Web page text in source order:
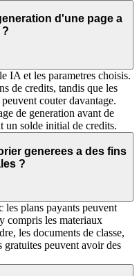
d'une page a
IA et les parametres choisis.
de credits, tandis que les
couter davantage.
de generation avant de
un solde initial de credits.
generees a des fins
?
les plans payants peuvent
compris les materiaux
les documents de classe,
gratuites peuvent avoir des